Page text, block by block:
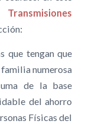
que tengan que
numerosa
de la base
del ahorro
Físicas del